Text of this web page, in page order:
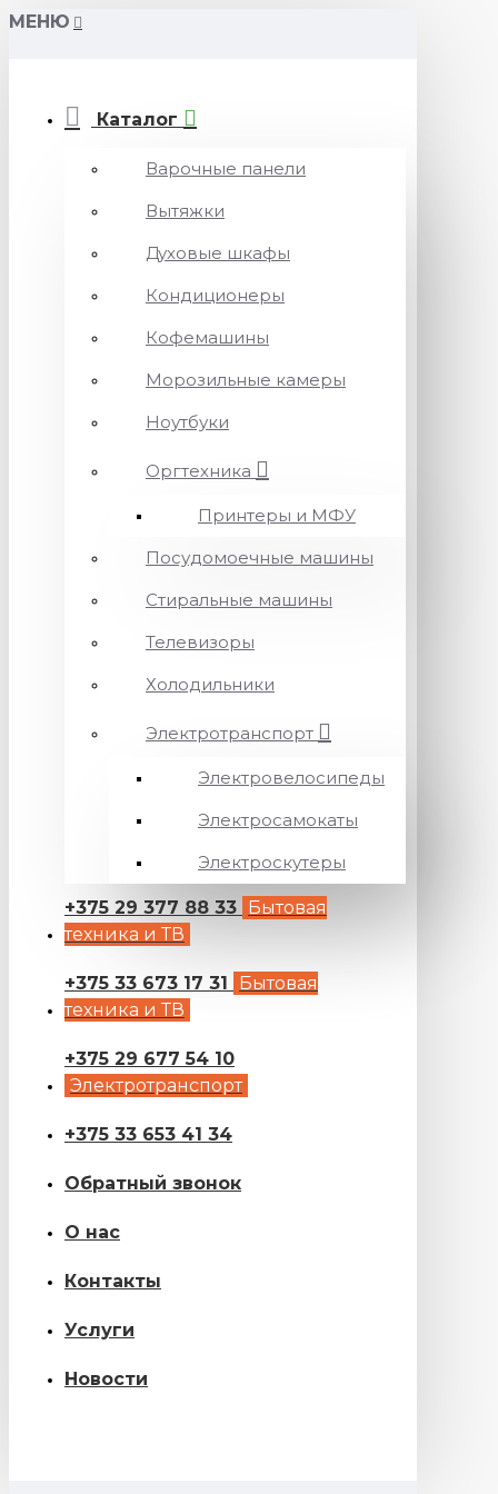
МЕНЮ
Каталог
Варочные панели
Вытяжки
Духовые шкафы
Кондиционеры
Кофемашины
Морозильные камеры
Ноутбуки
Оргтехника
Принтеры и МФУ
Посудомоечные машины
Стиральные машины
Телевизоры
Холодильники
Электротранспорт
Электровелосипеды
Электросамокаты
Электроскутеры
+375 29 377 88 33 Бытовая
техника и ТВ
+375 33 673 17 31
Бытовая
техника и ТВ
+375 29 677 54 10
Электротранспорт
+375 33 653 41 34
Обратный звонок
О нас
Контакты
Услуги
Новости